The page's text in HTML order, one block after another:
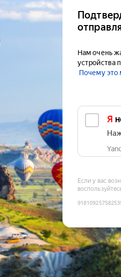
Нам очень
устройства
Почему это
Если у вас